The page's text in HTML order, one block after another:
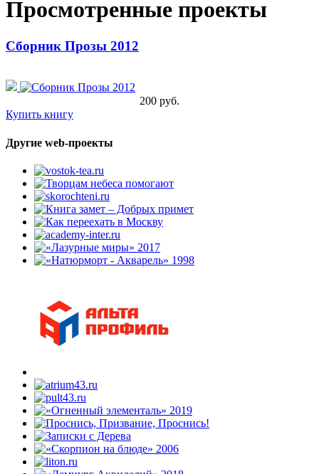
Просмотренные проекты
Сборник Прозы 2012
200 руб.
Купить книгу
Другие web-проекты